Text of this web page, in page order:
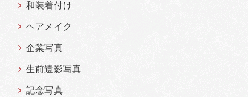
和装着付け
ヘアメイク
企業写真
生前遺影写真
記念写真